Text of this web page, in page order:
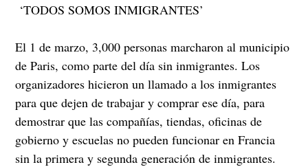
‘TODOS SOMOS INMIGRANTES’
El 1 de marzo, 3,000 personas marcharon al municipio
de Paris, como parte del día sin inmigrantes. Los
organizadores hicieron un llamado a los inmigrantes
para que dejen de trabajar y comprar ese día, para
demostrar que las compañías, tiendas, oficinas de
gobierno y escuelas no pueden funcionar en Francia
sin la primera y segunda generación de inmigrantes.